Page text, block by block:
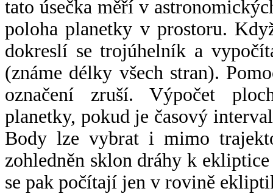
tato úsečka měří v
poloha planetky v prostoru.
dokreslí se trojúhelník a
(známe délky všech stran).
označení zruší. Výpočet
planetky, pokud je časový
Body lze vybrat i mimo
zohledněn sklon dráhy k
se pak počítají jen v rovině